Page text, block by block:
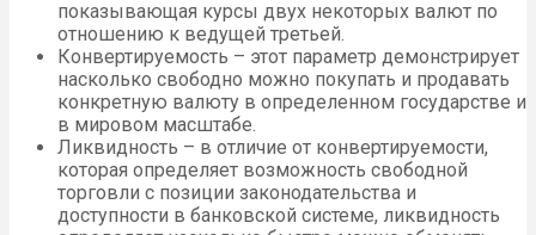
показывающая курсы двух некоторых валют по
отношению к ведущей третьей.
Конвертируемость – этот параметр демонстрирует
насколько свободно можно покупать и продавать
конкретную валюту в определенном государстве и
в мировом масштабе.
Ликвидность – в отличие от конвертируемости,
которая определяет возможность свободной
торговли с позиции законодательства и
доступности в банковской системе, ликвидность